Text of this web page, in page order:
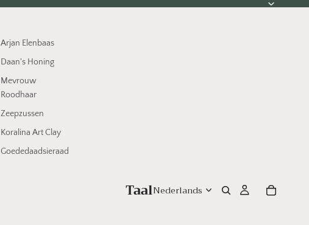
Arjan Elenbaas
Daan's Honing
Mevrouw
Roodhaar
Zeepzussen
Koralina Art Clay
Goededaadsieraad
Taal